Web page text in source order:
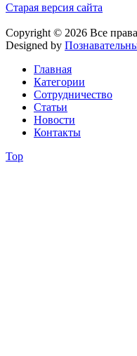
Старая версия сайта
Copyright © 2026 Все
Designed by
Главная
Категории
Сотрудничество
Статьи
Новости
Контакты
Top